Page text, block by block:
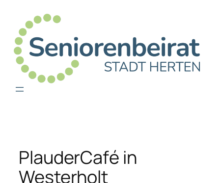
PlauderCafé in
Westerholt